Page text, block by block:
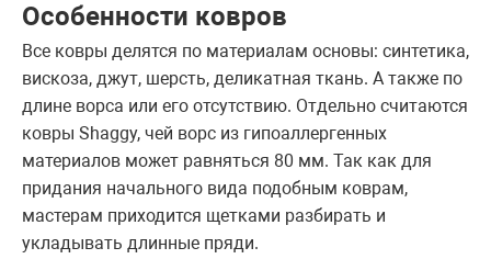
Особенности ковров
Все ковры делятся по материалам основы: синтетика,
вискоза, джут, шерсть, деликатная ткань. А также по
длине ворса или его отсутствию. Отдельно считаются
ковры Shaggy, чей ворс из гипоаллергенных
материалов может равняться 80 мм. Так как для
придания начального вида подобным коврам,
мастерам приходится щетками разбирать и
укладывать длинные пряди.